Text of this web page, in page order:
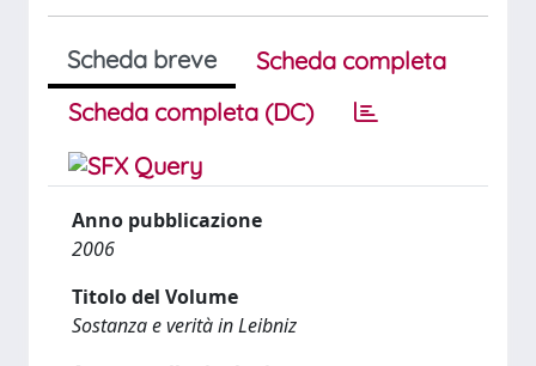
Scheda breve
Scheda completa
Scheda completa (DC)
Anno pubblicazione
2006
Titolo del Volume
Sostanza e verità in Leibniz